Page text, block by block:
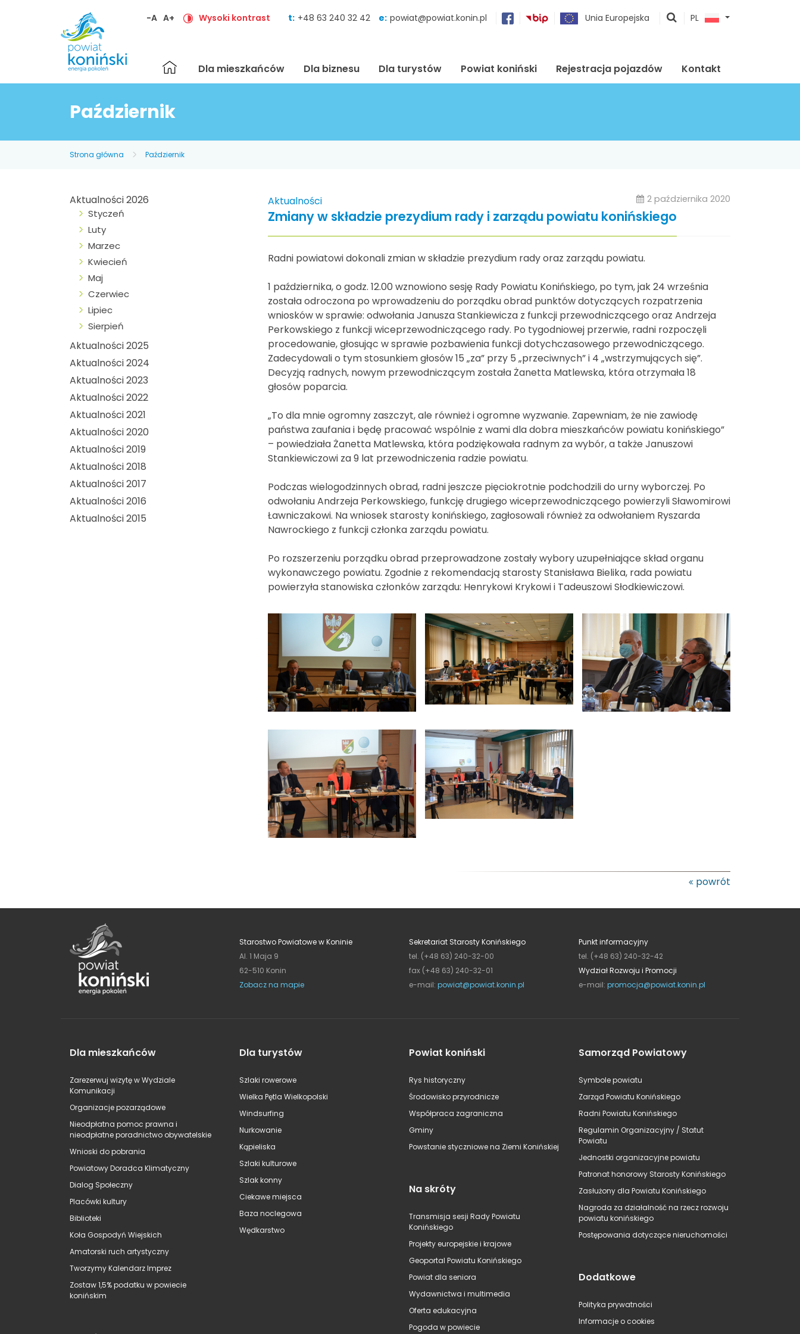
-A A+ Wysoki kontrast t: +48 63 240 32 42 e: powiat@powiat.konin.pl Unia Europejska
pokaż
PL
Strona
główna
Dla mieszkańców Dla biznesu Dla turystów Powiat koniński Rejestracja pojazdów Kontakt
Październik
Strona główna Październik
Aktualności 2026
Styczeń
Luty
Marzec
Kwiecień
Maj
Czerwiec
Lipiec
Sierpień
Aktualności 2025
Aktualności 2024
Aktualności 2023
Aktualności 2022
Aktualności 2021
Aktualności 2020
Aktualności 2019
Aktualności 2018
Aktualności 2017
Aktualności 2016
Aktualności 2015
Aktualności 2 października 2020
Zmiany w składzie prezydium rady i zarządu powiatu konińskiego
Radni powiatowi dokonali zmian w składzie prezydium rady oraz zarządu powiatu.
1 października, o godz. 12.00 wznowiono sesję Rady Powiatu Konińskiego, po tym, jak 24 września
została odroczona po wprowadzeniu do porządku obrad punktów dotyczących rozpatrzenia
wniosków w sprawie: odwołania Janusza Stankiewicza z funkcji przewodniczącego oraz Andrzeja
Perkowskiego z funkcji wiceprzewodniczącego rady. Po tygodniowej przerwie, radni rozpoczęli
procedowanie, głosując w sprawie pozbawienia funkcji dotychczasowego przewodniczącego.
Zadecydowali o tym stosunkiem głosów 15 „za” przy 5 „przeciwnych” i 4 „wstrzymujących się”.
Decyzją radnych, nowym przewodniczącym została Żanetta Matlewska, która otrzymała 18
głosów poparcia.
„To dla mnie ogromny zaszczyt, ale również i ogromne wyzwanie. Zapewniam, że nie zawiodę
państwa zaufania i będę pracować wspólnie z wami dla dobra mieszkańców powiatu konińskiego”
– powiedziała Żanetta Matlewska, która podziękowała radnym za wybór, a także Januszowi
Stankiewiczowi za 9 lat przewodniczenia radzie powiatu.
Podczas wielogodzinnych obrad, radni jeszcze pięciokrotnie podchodzili do urny wyborczej. Po
odwołaniu Andrzeja Perkowskiego, funkcję drugiego wiceprzewodniczącego powierzyli Sławomirowi
Ławniczakowi. Na wniosek starosty konińskiego, zagłosowali również za odwołaniem Ryszarda
Nawrockiego z funkcji członka zarządu powiatu.
Po rozszerzeniu porządku obrad przeprowadzone zostały wybory uzupełniające skład organu
wykonawczego powiatu. Zgodnie z rekomendacją starosty Stanisława Bielika, rada powiatu
powierzyła stanowiska członków zarządu: Henrykowi Krykowi i Tadeuszowi Słodkiewiczowi.
powrót
Starostwo Powiatowe w Koninie
Al. 1 Maja 9
62-510 Konin
Zobacz na mapie
Sekretariat Starosty Konińskiego
tel. (+48 63) 240-32-00
fax (+48 63) 240-32-01
e-mail: powiat@powiat.konin.pl
Punkt informacyjny
tel. (+48 63) 240-32-42
Wydział Rozwoju i Promocji
e-mail: promocja@powiat.konin.pl
Dla mieszkańców
Zarezerwuj wizytę w Wydziale
Komunikacji
Organizacje pozarządowe
Nieodpłatna pomoc prawna i
nieodpłatne poradnictwo obywatelskie
Wnioski do pobrania
Powiatowy Doradca Klimatyczny
Dialog Społeczny
Placówki kultury
Biblioteki
Koła Gospodyń Wiejskich
Amatorski ruch artystyczny
Tworzymy Kalendarz Imprez
Zostaw 1,5% podatku w powiecie
konińskim
Dla turystów
Szlaki rowerowe
Wielka Pętla Wielkopolski
Windsurfing
Nurkowanie
Kąpieliska
Szlaki kulturowe
Szlak konny
Ciekawe miejsca
Baza noclegowa
Wędkarstwo
Powiat koniński
Rys historyczny
Środowisko przyrodnicze
Współpraca zagraniczna
Gminy
Powstanie styczniowe na Ziemi Konińskiej
Na skróty
Transmisja sesji Rady Powiatu
Konińskiego
Projekty europejskie i krajowe
Geoportal Powiatu Konińskiego
Powiat dla seniora
Wydawnictwa i multimedia
Oferta edukacyjna
Pogoda w powiecie
Samorząd Powiatowy
Symbole powiatu
Zarząd Powiatu Konińskiego
Radni Powiatu Konińskiego
Regulamin Organizacyjny / Statut
Powiatu
Jednostki organizacyjne powiatu
Patronat honorowy Starosty Konińskiego
Zasłużony dla Powiatu Konińskiego
Nagroda za działalność na rzecz rozwoju
powiatu konińskiego
Postępowania dotyczące nieruchomości
Dodatkowe
Polityka prywatności
Informacje o cookies